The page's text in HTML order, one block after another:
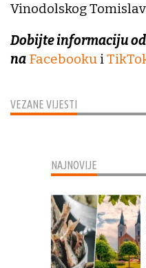
VEZANE VIJESTI
Vinodolskog
Dobijte informaciju
na Facebookui
NAJNOVIJE